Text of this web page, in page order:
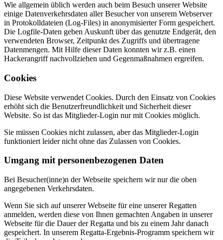
Wie allgemein üblich werden auch beim Besuch unserer Website
einige Datenverkehrsdaten aller Besucher von unserem Webserver
in Protokolldateien (Log-Files) in anonymisierter Form gespeichert.
Die Logfile-Daten geben Auskunft über das genutzte Endgerät, den
verwendeten Browser, Zeitpunkt des Zugriffs und übertragene
Datenmengen. Mit Hilfe dieser Daten konnten wir z.B. einen
Hackerangriff nachvollziehen und Gegenmaßnahmen ergreifen.
Cookies
Diese Website verwendet Cookies. Durch den Einsatz von Cookies
erhöht sich die Benutzerfreundlichkeit und Sicherheit dieser
Website. So ist das Mitglieder-Login nur mit Cookies möglich.
Sie müssen Cookies nicht zulassen, aber das Mitglieder-Login
funktioniert leider nicht ohne das Zulassen von Cookies.
Umgang mit personenbezogenen Daten
Bei Besucher(inne)n der Webseite speichern wir nur die oben
angegebenen Verkehrsdaten.
Wenn Sie sich auf unserer Webseite für eine unserer Regatten
anmelden, werden diese von Ihnen gemachten Angaben in unserer
Webseite für die Dauer der Regatta und bis zu einem Jahr danach
gespeichert. In unserem Regatta-Ergebnis-Programm speichern wir